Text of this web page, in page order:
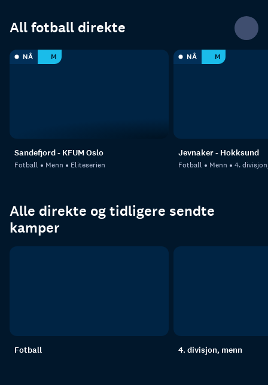
All fotball direkte
NÅ M
Sandefjord - KFUM Oslo
Fotball Menn Eliteserien
NÅ M
Jevnaker - Hokksund
Fotball Menn 4.
Alle direkte og tidligere sendte
kamper
Fotball 4. divisjon, menn